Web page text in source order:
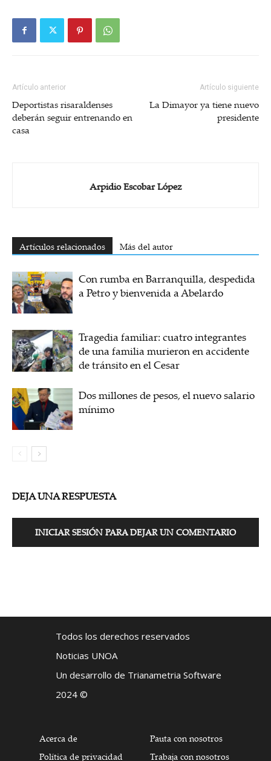
Artículo anterior
Deportistas risaraldenses
deberán seguir entrenando en
casa
Artículo siguiente
La Dimayor ya tiene nuevo
presidente
Arpidio Escobar López
Artículos relacionados Más del autor
Con rumba en Barranquilla, despedida
a Petro y bienvenida a Abelardo
Tragedia familiar: cuatro integrantes
de una familia murieron en accidente
de tránsito en el Cesar
Dos millones de pesos, el nuevo salario
mínimo
DEJA UNA RESPUESTA
INICIAR SESIÓN PARA DEJAR UN COMENTARIO
Todos los derechos reservados
Noticias UNOA
Un desarrollo de Trianametria Software
2024 ©
Acerca de
Política de privacidad
Pauta con nosotros
Trabaja con nosotros